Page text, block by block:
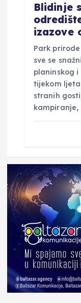
Blidinje
izazove
Park
sve se
planinskog
tijekom
stranih